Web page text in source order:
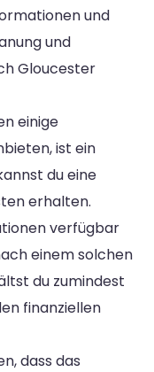
und
und
Gloucester
einige
ist ein
du eine
erhalten.
verfügbar
einem solchen
du zumindest
finanziellen
dass das